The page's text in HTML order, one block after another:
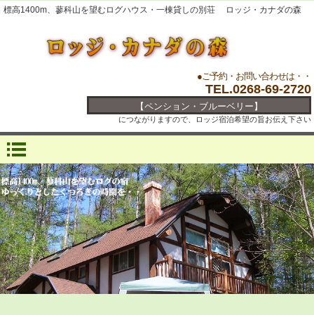
標高1400m、蓼科山を望むログハウス・一棟貸しの別荘 ロッジ・カナダの森
●ご予約・お問い合わせは・・
TEL.0268-69-2720
【ペンション・ブルーベリー】
につながりますので、ロッジ宿泊希望の旨お伝え下さい